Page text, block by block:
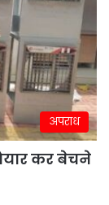
अपराध
कर बेचने